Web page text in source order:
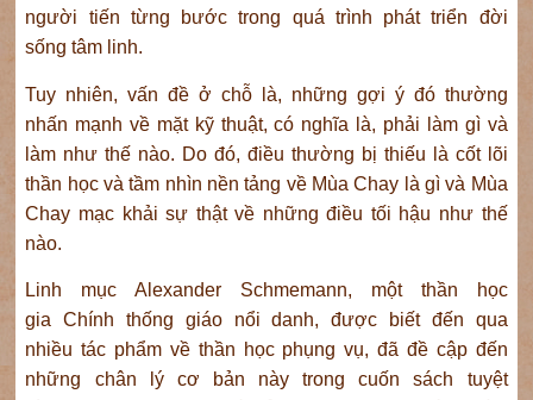
người tiến từng bước trong quá trình phát triển đời
sống tâm linh.
Tuy nhiên, vấn đề ở chỗ là, những gợi ý đó thường
nhấn mạnh về mặt kỹ thuật, có nghĩa là, phải làm gì và
làm như thế nào. Do đó, điều thường bị thiếu là cốt lõi
thần học và tầm nhìn nền tảng về Mùa Chay là gì và Mùa
Chay mạc khải sự thật về những điều tối hậu như thế
nào.
Linh mục Alexander Schmemann, một thần học
gia Chính thống giáo nổi danh, được biết đến qua
nhiều tác phẩm về thần học phụng vụ, đã đề cập đến
những chân lý cơ bản này trong cuốn sách tuyệt